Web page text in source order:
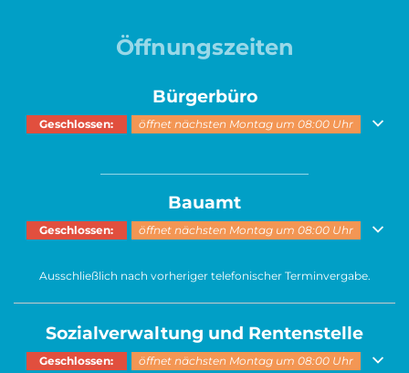
Öffnungszeiten
Bürgerbüro
Klicken, um weitere Öffnungs- oder Schließzeiten auszublenden
Geschlossen: öffnet nächsten Montag um 08:00 Uhr
Bauamt
Klicken, um weitere Öffnungs- oder Schließzeiten auszublenden
Geschlossen: öffnet nächsten Montag um 08:00 Uhr
Ausschließlich nach vorheriger telefonischer Terminvergabe.
Sozialverwaltung und Rentenstelle
Klicken, um weitere Öffnungs- oder Schließzeiten auszublenden
Geschlossen: öffnet nächsten Montag um 08:00 Uhr